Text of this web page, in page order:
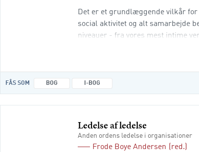
Det er et grundlæggende vilkår
social aktivitet og alt samarbejde
niveauer - fra vores mest intime
FÅS SOM BOG I-BOG
Ledelse af ledelse
Anden ordens ledelse i organisationer
Frode Boye Andersen (red.)